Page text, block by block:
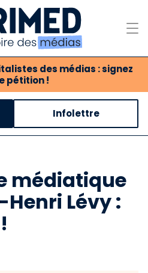
des médias : signez
pétition !
des médias
revue
Infolettre
médiatique
Lévy :